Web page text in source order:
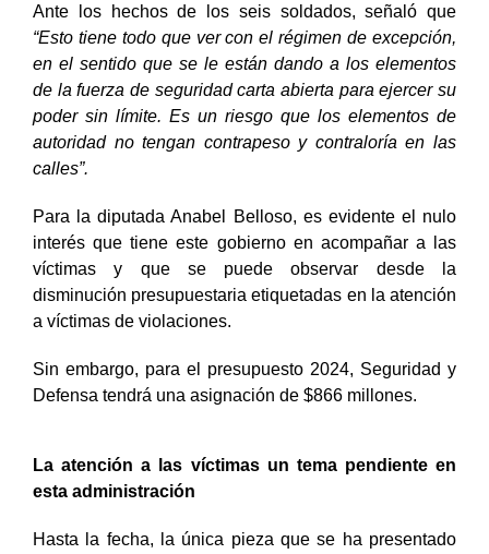
Ante los hechos de los seis soldados, señaló que
“Esto tiene todo que ver con el régimen de excepción,
en el sentido que se le están dando a los elementos
de la fuerza de seguridad carta abierta para ejercer su
poder sin límite. Es un riesgo que los elementos de
autoridad no tengan contrapeso y contraloría en las
calles”.
Para la diputada Anabel Belloso, es evidente el nulo
interés que tiene este gobierno en acompañar a las
víctimas y que se puede observar desde la
disminución presupuestaria etiquetadas en la atención
a víctimas de violaciones.
Sin embargo, para el presupuesto 2024, Seguridad y
Defensa tendrá una asignación de $866 millones.
La atención a las víctimas un tema pendiente en
esta administración
Hasta la fecha, la única pieza que se ha presentado